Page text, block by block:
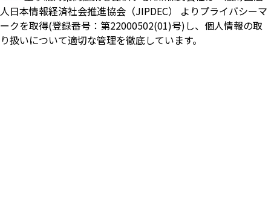
人日本情報経済社会推進協会（JIPDEC） よりプライバシーマ
ークを取得(登録番号：第22000502(01)号)し、個人情報の取
り扱いについて適切な管理を徹底しています。